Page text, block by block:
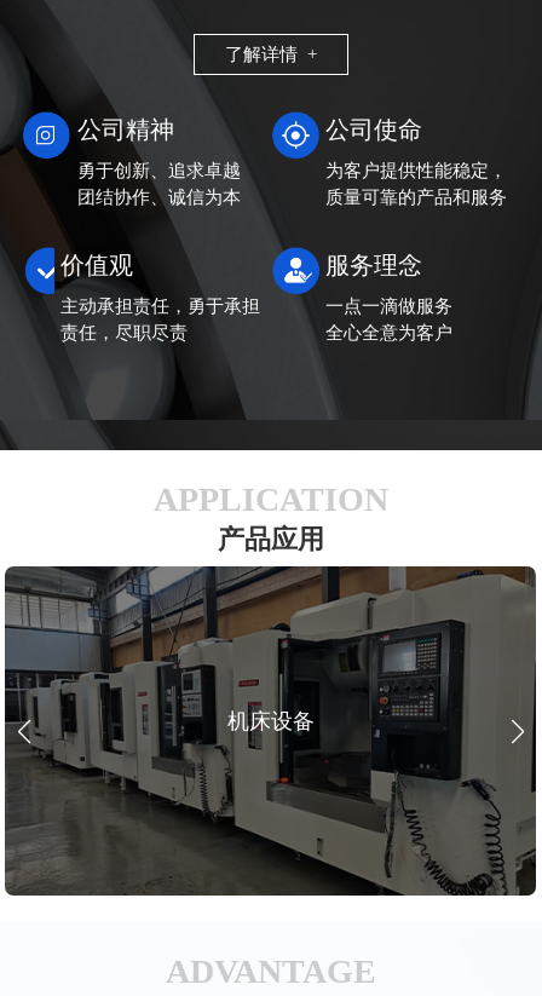
了解详情 +
公司精神
勇于创新、追求卓越
团结协作、诚信为本
公司使命
为客户提供性能稳定，
质量可靠的产品和服务
价值观
主动承担责任，勇于承担
责任，尽职尽责
服务理念
一点一滴做服务
全心全意为客户
APPLICATION
产品应用
机床设备
ADVANTAGE